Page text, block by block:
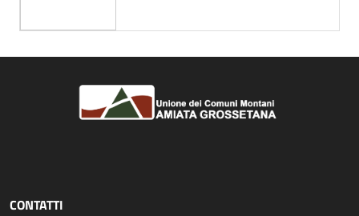
CONTATTI